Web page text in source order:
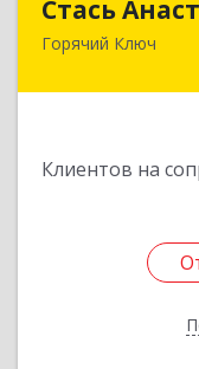
Стась
Горячий Ключ
Клиентов на
353290, г.